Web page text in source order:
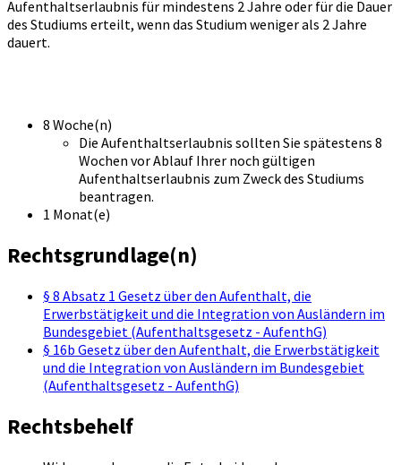
Aufenthaltserlaubnis für mindestens 2 Jahre oder für die Dauer
des Studiums erteilt, wenn das Studium weniger als 2 Jahre
dauert.
8 Woche(n)
Die Aufenthaltserlaubnis sollten Sie spätestens 8
Wochen vor Ablauf Ihrer noch gültigen
Aufenthaltserlaubnis zum Zweck des Studiums
beantragen.
1 Monat(e)
Rechtsgrundlage(n)
§ 8 Absatz 1 Gesetz über den Aufenthalt, die
Erwerbstätigkeit und die Integration von Ausländern im
Bundesgebiet (Aufenthaltsgesetz - AufenthG)
§ 16b Gesetz über den Aufenthalt, die Erwerbstätigkeit
und die Integration von Ausländern im Bundesgebiet
(Aufenthaltsgesetz - AufenthG)
Rechtsbehelf